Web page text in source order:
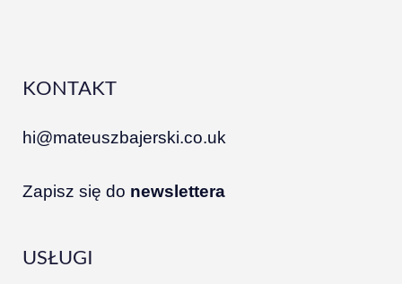
KONTAKT
hi@mateuszbajerski.co.uk
Zapisz się do newslettera
USŁUGI